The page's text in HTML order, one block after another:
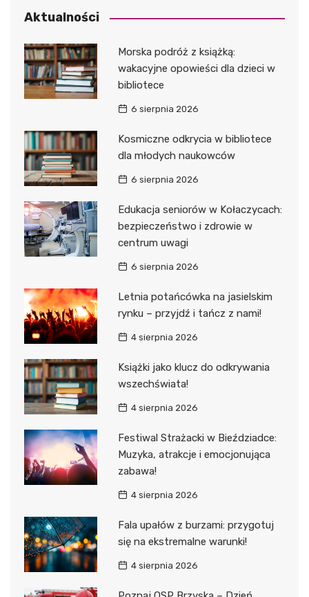
Aktualności
Morska podróż z książką:
wakacyjne opowieści dla dzieci w
bibliotece
6 sierpnia 2026
Kosmiczne odkrycia w bibliotece
dla młodych naukowców
6 sierpnia 2026
Edukacja seniorów w Kołaczycach:
bezpieczeństwo i zdrowie w
centrum uwagi
6 sierpnia 2026
Letnia potańcówka na jasielskim
rynku – przyjdź i tańcz z nami!
4 sierpnia 2026
Książki jako klucz do odkrywania
wszechświata!
4 sierpnia 2026
Festiwal Strażacki w Bieździadce:
Muzyka, atrakcje i emocjonująca
zabawa!
4 sierpnia 2026
Fala upałów z burzami: przygotuj
się na ekstremalne warunki!
4 sierpnia 2026